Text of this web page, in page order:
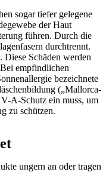
sogar tiefer gelegene
der Haut
führen. Durch die
durchtrennt.
Diese Schäden werden
empfindlichen
bezeichnete
(„Mallorca-
A-Schutz ein muss, um
zu schützen.
ungern an oder tragen